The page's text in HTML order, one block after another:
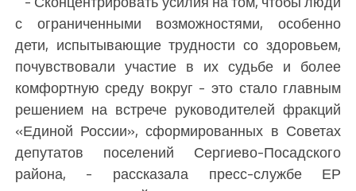
с ограниченными возможностями, особенно
дети, испытывающие трудности со здоровьем,
почувствовали участие в их судьбе и более
комфортную среду вокруг - это стало главным
решением на встрече руководителей фракций
«Единой России», сформированных в Советах
депутатов поселений Сергиево-Посадского
района, - рассказала пресс-службе ЕР